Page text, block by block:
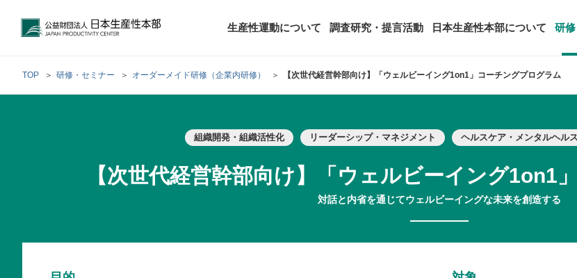
公益財団法人日本生産性本部
生産性運動について
調査研究・提言活動 日本生産性本部について 研
について
生産性とは
生産性運動とは
生産性運動再起動
生産性シンポジウム
国際連携・国際交流活動
活動組織
最新の調査研究・提言活動
生産性に関する研究
働く人のメンタルヘルスに関する調査
顧客満足度調査（JCSI）
レジャー白書
雇用・賃金に関する調査
について
評議員・理事・監事一覧
定款および業務・財務に関する資料
日本生産性本部とは
アクセス
全国の生産性機関
階層別研修
テーマ別研修
今月の研修・セミナー
アーカイブ研修・セミ
オーダーメイド研修（
参加者の声
経営コンサルティング
お客さまの声
コンサルタント紹介
TOP 研修・セミナー オーダーメイド研修（企業内研修） 【次世代経営幹部向け】「ウェルビーイング1on1」コーチングプログラム
組織開発・組織活性化 リーダーシップ・マネジメント ヘルスケア・メンタルヘルス
【次世代経営幹部向け】「ウェルビーイング1on1
対話と内省を通じてウェルビーイングな未来を創造する